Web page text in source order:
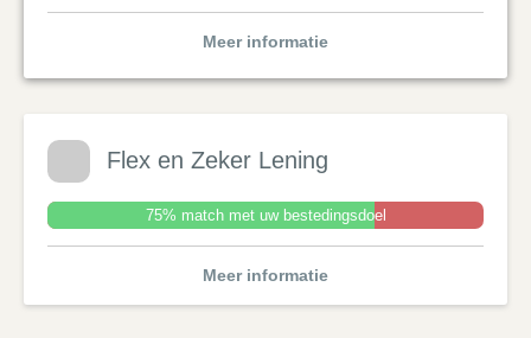
Meer informatie
Flex en Zeker Lening
75% match met uw bestedingsdoel
Meer informatie